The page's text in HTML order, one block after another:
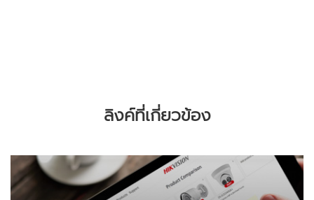
ลิงค์ที่เกี่ยวข้อง